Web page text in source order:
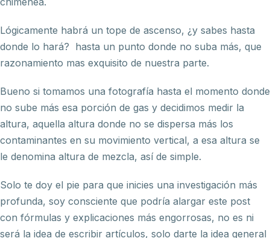
Lógicamente habrá un tope de ascenso, ¿y sabes hasta
donde lo hará? hasta un punto donde no suba más, que
razonamiento mas exquisito de nuestra parte.
Bueno si tomamos una fotografía hasta el momento donde
no sube más esa porción de gas y decidimos medir la
altura, aquella altura donde no se dispersa más los
contaminantes en su movimiento vertical, a esa altura se
le denomina altura de mezcla, así de simple.
Solo te doy el pie para que inicies una investigación más
profunda, soy consciente que podría alargar este post
con fórmulas y explicaciones más engorrosas, no es ni
será la idea de escribir artículos, solo darte la idea general